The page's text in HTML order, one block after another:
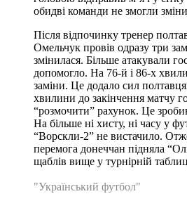
обидві команди не змогли
Після відпочинку тренер
Омельчук провів одразу три
змінилася. Більше атакували
допомогло. На 76-й і 86-х
заміни. Це додало сил
хвилини до закінчення матчу
“розмочити” рахунок. Це
На більше ні хисту, ні часу у
“Ворскли-2” не вистачило.
перемога донеччан підняла
щаблів вище у турнірній
"Український футбол"